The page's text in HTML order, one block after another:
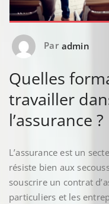
Par admin
Quelles
travailler
l’assurance ?
L’assurance est un
résiste bien aux
souscrire un contrat
particuliers et les